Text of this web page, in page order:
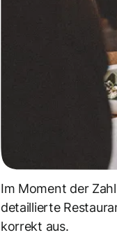
Im Moment der
detaillierte
korrekt aus.